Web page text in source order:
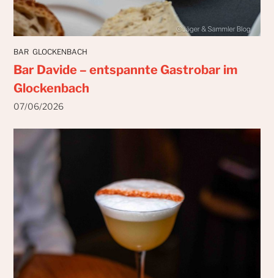
BAR GLOCKENBACH
Bar Davide – entspannte Gastrobar im
Glockenbach
07/06/2026